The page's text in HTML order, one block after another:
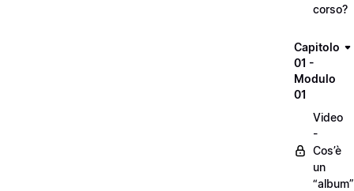
corso?
Capitolo
01 -
Modulo
01
Video
-
Cos’è
un
“album”